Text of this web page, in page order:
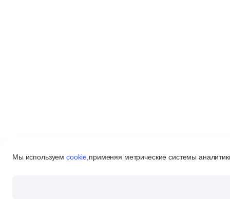
Мы используемcookie применяя метрические системы